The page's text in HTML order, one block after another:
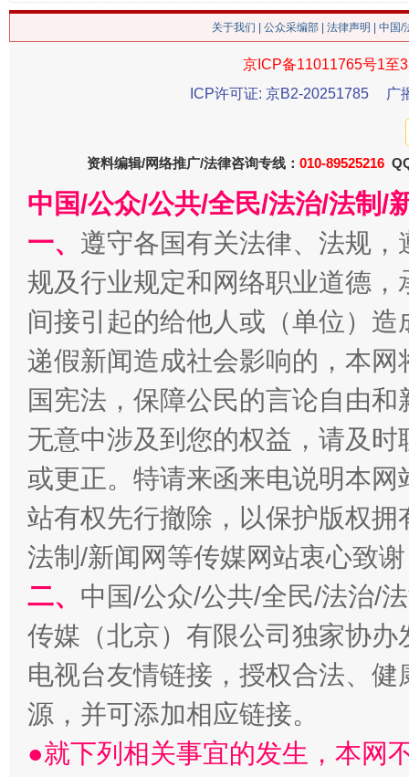
在谋一域中谋全局
今
习近平的博鳌关键词
魏明亮
“刷贴”乱象丛生
生
关于我们 公众采编部 法律声明 | 中国
京ICP备11011765号1至
ICP许可证: 京B2-20251785
广
资料编辑/网络推广/法律咨询专线： 010-89525216
中国/公众/公共/全民/法治/法制/
一、 遵守各国有关法律、法规
规及行业规定和网络职业道德
间接引起的给他人或（单位）
递假新闻造成社会影响的，本
国宪法，保障公民的言论自由
无意中涉及到您的权益，请及
或更正。特请来函来电说明本
站有权先行撤除，以保护版权
法制/新闻网等传媒网站衷心致
二、 中国/公众/公共/全民/法治/
传媒（北京）有限公司独家协
电视台友情链接，授权合法、
源，并可添加相应链接。
●就下列相关事宜的发生，本网